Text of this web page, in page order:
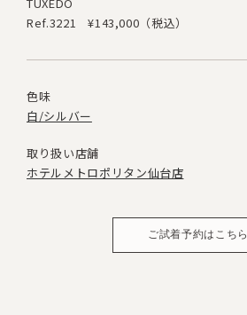
TUXEDO
Ref.3221
¥143,000（税込）
色味
白/シルバー
取り扱い店舗
ホテルメトロポリタン仙台店
ご試着予約はこちら